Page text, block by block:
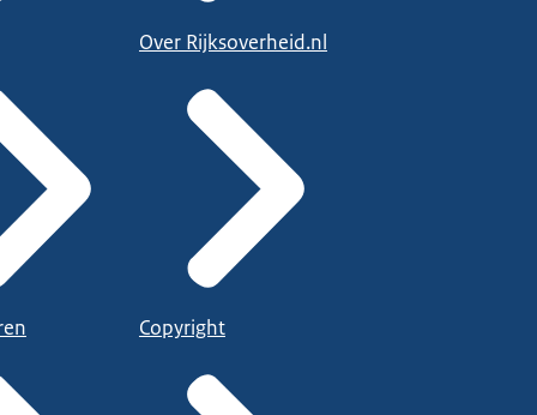
Over Rijksoverheid.nl
Copyright